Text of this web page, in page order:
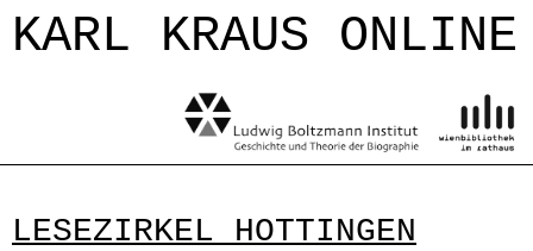
Jump to navigation
KARL KRAUS ONLINE
LESEZIRKEL HOTTINGEN